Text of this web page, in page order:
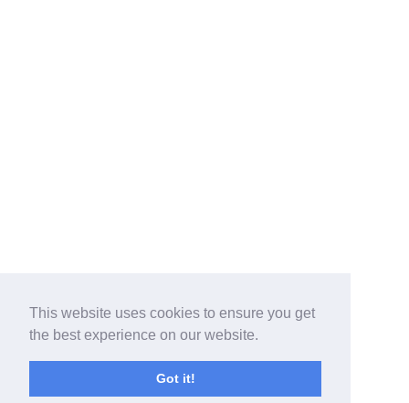
This website uses cookies to ensure you get
the best experience on our website.
Got it!